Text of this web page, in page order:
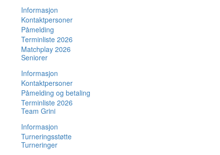
Informasjon
Kontaktpersoner
Påmelding
Terminliste 2026
Matchplay 2026
Seniorer
Informasjon
Kontaktpersoner
Påmelding og betaling
Terminliste 2026
Team Grini
Informasjon
Turneringsstøtte
Turneringer